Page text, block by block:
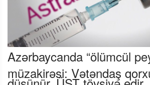
Azərbaycanda “ölümcül
müzakirəsi: Vətəndaş
düşünür, ÜST tövsiyə edir